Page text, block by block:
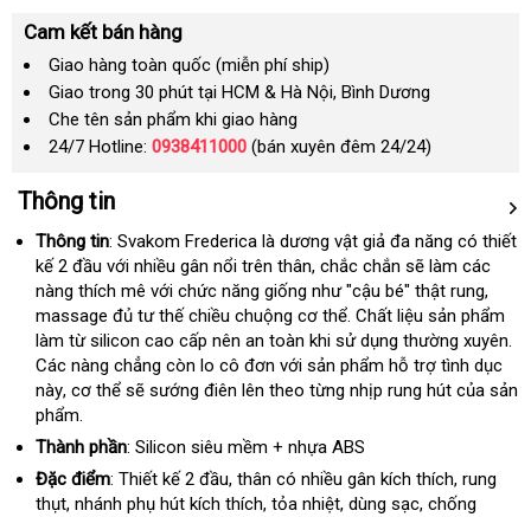
Cam kết bán hàng
Giao hàng toàn quốc (miễn phí ship)
Giao trong 30 phút tại HCM & Hà Nội, Bình Dương
Che tên sản phẩm khi giao hàng
24/7 Hotline: 0938411000 (bán xuyên đêm 24/24)
Thông tin
Thông tin: Svakom Frederica là dương vật giả đa năng có thiết
kế 2 đầu đại
lý
với nhiều gân nổi trên thângần
nhất
, chắc chắn giá
rẻ
sẽ làm tận
nơi
các
nàng thích mê hàng
Hiệu
với chức năng giống như "cậu bé" thật rungđịa
chỉ
,
massage đủ tư thế chiều chuộng cơ thểtư
vấn
. Chất liệu sản phẩm
làm từ silicon cao cấp nên an toàn khi sử dụng thường xuyên.
Các nàng chẳng còn lo cô đơn mini
với sản phẩm hỗ trợ tình dục
nàyở
đâu
uy
, cơ thể nước
sẽ sướng điên lên theo từng nhịp rung hút sử
của sản
phẩmquà
tặng
.
Thành phần: Silicon siêu mềm + nhựa ABS
Đặc điểm: Thiết kế 2 đầunổi
tiếng
, thân có nhiều gân kích thíchkho
hàng
, rung
thụthướng
, nhánh phụ hút kích thíchthanh
, tỏa nhiệtcung
, dùng sạcxuất
, chống